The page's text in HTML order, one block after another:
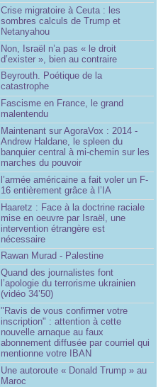
Crise migratoire à Ceuta : les
sombres calculs de Trump et
Netanyahou
Non, Israël n’a pas « le droit
d’exister », bien au contraire
Beyrouth. Poétique de la
catastrophe
Fascisme en France, le grand
malentendu
Maintenant sur AgoraVox : 2014 -
Andrew Haldane, le spleen du
banquier central à mi-chemin sur les
marches du pouvoir
l’armée américaine a fait voler un F-
16 entièrement grâce à l’IA
Haaretz : Face à la doctrine raciale
mise en oeuvre par Israël, une
intervention étrangère est
nécessaire
Rawan Murad - Palestine
Quand des journalistes font
l’apologie du terrorisme ukrainien
(vidéo 34’50)
"Ravis de vous confirmer votre
inscription" : attention à cette
nouvelle arnaque au faux
abonnement diffusée par courriel qui
mentionne votre IBAN
Une autoroute « Donald Trump » au
Maroc